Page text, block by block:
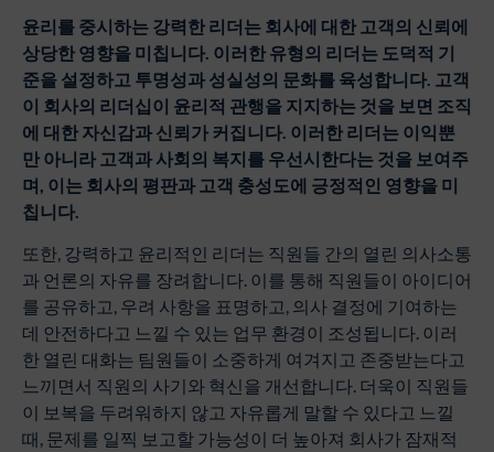
윤리를 중시하는 강력한 리더는 회사에 대한 고객의 신뢰에
상당한 영향을 미칩니다 이러한 유형의 리더는 도덕적 기
준을 설정하고 투명성과 성실성의 문화를 육성합니다 고객
이 회사의 리더십이 윤리적 관행을 지지하는 것을 보면 조직
에 대한 자신감과 신뢰가 커집니다 이러한 리더는 이익뿐
만 아니라 고객과 사회의 복지를 우선시한다는 것을 보여주
며 이는 회사의 평판과 고객 충성도에 긍정적인 영향을 미
칩니다
또한, 강력하고 윤리적인 리더는 직원들 간의 열린 의사소통
과 언론의 자유를 장려합니다. 이를 통해 직원들이 아이디어
를 공유하고, 우려 사항을 표명하고, 의사 결정에 기여하는
데 안전하다고 느낄 수 있는 업무 환경이 조성됩니다. 이러
한 열린 대화는 팀원들이 소중하게 여겨지고 존중받는다고
느끼면서 직원의 사기와 혁신을 개선합니다. 더욱이 직원들
이 보복을 두려워하지 않고 자유롭게 말할 수 있다고 느낄
때, 문제를 일찍 보고할 가능성이 더 높아져 회사가 잠재적